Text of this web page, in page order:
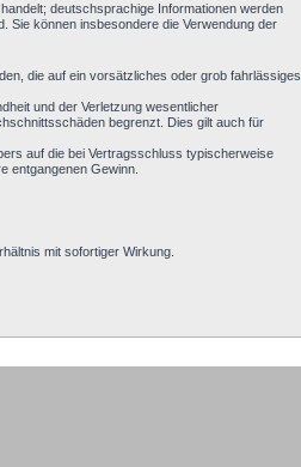
deutschsprachige Informationen werden
Sie können insbesondere die Verwendung der
die auf ein vorsätzliches oder grob fahrlässiges
und der Verletzung wesentlicher
begrenzt. Dies gilt auch für
auf die bei Vertragsschluss typischerweise
entgangenen Gewinn.
mit sofortiger Wirkung.